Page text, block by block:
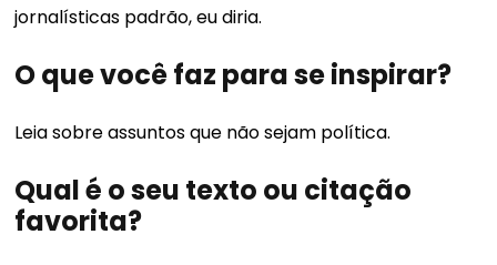
jornalísticas padrão, eu diria.
O que você faz para se inspirar?
Leia sobre assuntos que não sejam política.
Qual é o seu texto ou citação
favorita?